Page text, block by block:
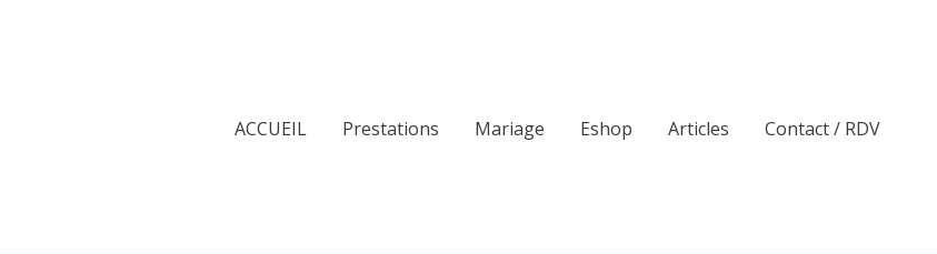
ACCUEIL Prestations Mariage Eshop Articles Contact / RDV